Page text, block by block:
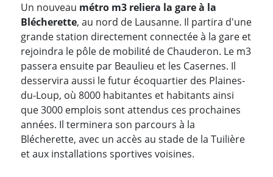
Un nouveau métro m3 reliera la gare à la
Blécherette, au nord de Lausanne. Il partira d'une
grande station directement connectée à la gare et
rejoindra le pôle de mobilité de Chauderon. Le m3
passera ensuite par Beaulieu et les Casernes. Il
desservira aussi le futur écoquartier des Plaines-
du-Loup, où 8000 habitantes et habitants ainsi
que 3000 emplois sont attendus ces prochaines
années. Il terminera son parcours à la
Blécherette, avec un accès au stade de la Tuilière
et aux installations sportives voisines.